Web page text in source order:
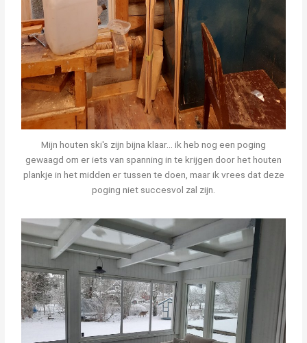
Mijn houten ski's zijn bijna klaar... ik heb nog een poging
gewaagd om er iets van spanning in te krijgen door het houten
plankje in het midden er tussen te doen, maar ik vrees dat deze
poging niet succesvol zal zijn.